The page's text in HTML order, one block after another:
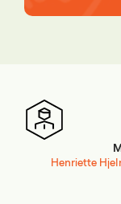
Henriette